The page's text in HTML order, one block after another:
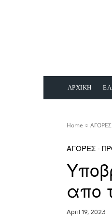
ΑΡΧΙΚΗ
Home
ΑΓΟΡΕΣ -
απο
April 19, 2023